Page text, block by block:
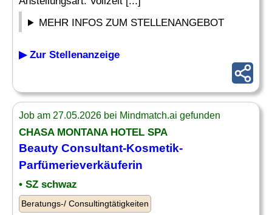
MEHR INFOS ZUM STELLENANGEBOT
▶ Zur Stellenanzeige
Job am 27.05.2026 bei Mindmatch.ai gefunden
CHASA MONTANA HOTEL SPA
Beauty Consultant-Kosmetik-
Parfümerieverkäuferin
• SZ schwaz
Beratungs-/ Consultingtätigkeiten